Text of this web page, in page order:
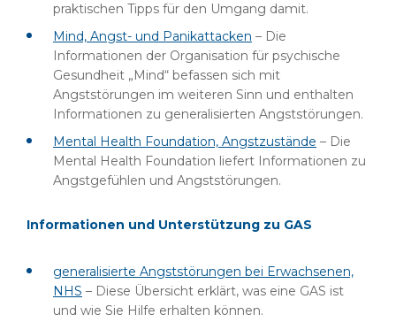
praktischen Tipps für den Umgang damit.
Mind, Angst- und Panikattacken – Die
Informationen der Organisation für psychische
Gesundheit „Mind“ befassen sich mit
Angststörungen im weiteren Sinn und enthalten
Informationen zu generalisierten Angststörungen.
Mental Health Foundation, Angstzustände – Die
Mental Health Foundation liefert Informationen zu
Angstgefühlen und Angststörungen.
Informationen und Unterstützung zu GAS
generalisierte Angststörungen bei Erwachsenen,
NHS – Diese Übersicht erklärt, was eine GAS ist
und wie Sie Hilfe erhalten können.